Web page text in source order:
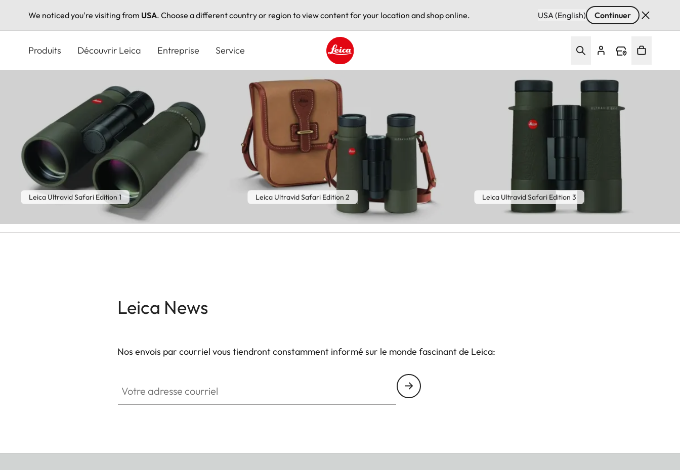
We noticed you're visiting from USA. Choose a different country or region to view content for your location and shop online. USA (English) Continuer
principal
Produits Découvrir Leica Entreprise Service
Leica logo - Home
Leica Ultravid Safari Edition 1 Leica Ultravid Safari Edition 2 Leica Ultravid Safari Edition 3
Leica News
Nos envois par courriel vous tiendront constamment informé sur le monde fascinant de Leica: